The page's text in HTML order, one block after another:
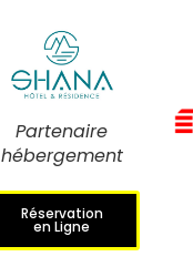
Partenaire
hébergement
Réservation
en Ligne